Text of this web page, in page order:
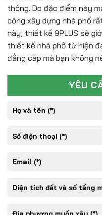
thông. Do đặc điểm này
công xây dựng nhà phố
này, thiết kế 9PLUS sẽ
thiết kế nhà phố từ hiện
đẳng cấp mà bạn không
YÊU